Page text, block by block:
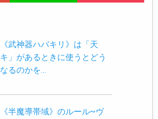
《武神器ハバキリ》は「天
キ」があるときに使うとどう
なるのかを…
《半魔導帯域》のルール~ヴ